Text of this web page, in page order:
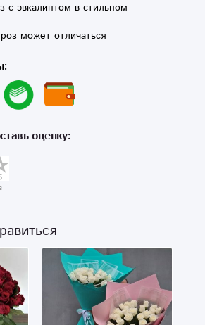
с эвкалиптом в стильном
может отличаться
оценку: